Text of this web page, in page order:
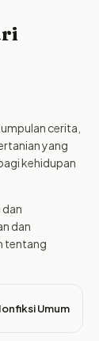
cerita,
yang
kehidupan
dan
dan
tentang
Umum